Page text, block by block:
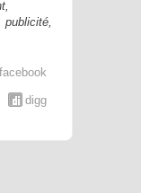
,
publicité,
facebook
digg